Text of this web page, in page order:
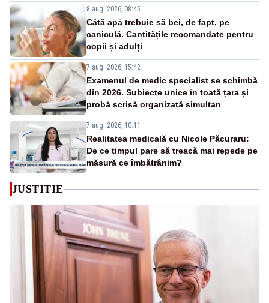
8 aug. 2026, 08:45
Câtă apă trebuie să bei, de fapt, pe
caniculă. Cantitățile recomandate pentru
copii și adulți
7 aug. 2026, 15:42
Examenul de medic specialist se schimbă
din 2026. Subiecte unice în toată țara și
probă scrisă organizată simultan
7 aug. 2026, 10:11
Realitatea medicală cu Nicole Păcuraru:
De ce timpul pare să treacă mai repede pe
măsură ce îmbătrânim?
JUSTITIE